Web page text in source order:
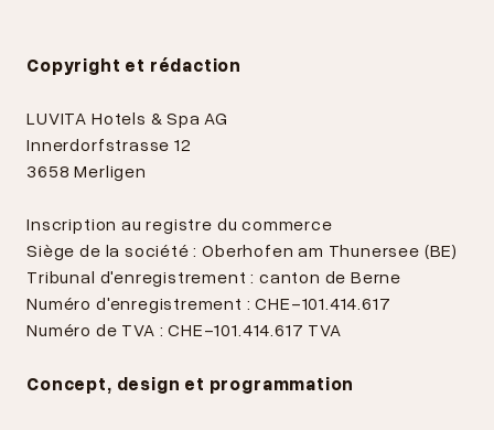
Copyright et rédaction
LUVITA Hotels & Spa AG
Innerdorfstrasse 12
3658 Merligen
Inscription au registre du commerce
Siège de la société : Oberhofen am Thunersee (BE)
Tribunal d'enregistrement : canton de Berne
Numéro d'enregistrement : CHE-101.414.617
Numéro de TVA : CHE-101.414.617 TVA
Concept, design et programmation